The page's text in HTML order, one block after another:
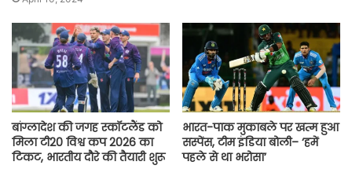
बांग्लादेश की जगह स्कॉटलैंड को
मिला टी20 विश्व कप 2026 का
टिकट, भारतीय दौरे की तैयारी शुरू
भारत-पाक मुकाबले पर खत्म हुआ
सस्पेंस, टीम इंडिया बोली– ‘हमें
पहले से था भरोसा’